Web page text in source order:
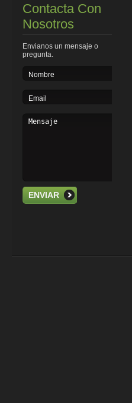
Contacta Con
Nosotros
Envianos un mensaje o
pregunta.
ENVIAR